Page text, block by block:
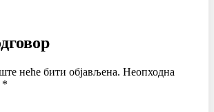
неће бити објављена. Неопходна
*